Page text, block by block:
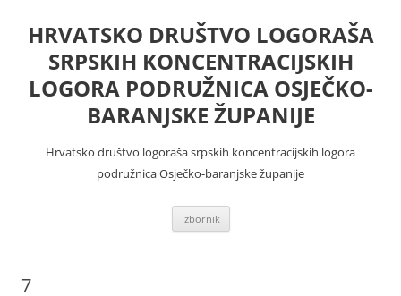
sadržaja
HRVATSKO DRUŠTVO LOGORAŠA
SRPSKIH KONCENTRACIJSKIH
LOGORA PODRUŽNICA OSJEČKO-
BARANJSKE ŽUPANIJE
Hrvatsko društvo logoraša srpskih koncentracijskih logora
podružnica Osječko-baranjske županije
Izbornik
7